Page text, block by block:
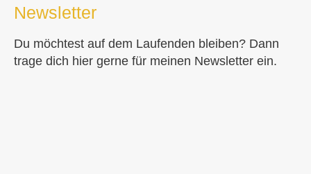
Newsletter
Du möchtest auf dem Laufenden bleiben? Dann
trage dich hier gerne für meinen Newsletter ein.